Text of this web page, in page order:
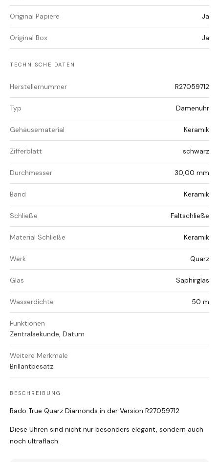
Original Papiere Ja
Original Box Ja
TECHNISCHE DATEN
Herstellernummer R27059712
Typ Damenuhr
Gehäusematerial Keramik
Zifferblatt schwarz
Durchmesser 30,00 mm
Band Keramik
Schließe Faltschließe
Material Schließe Keramik
Werk Quarz
Glas Saphirglas
Wasserdichte 50 m
Funktionen
Zentralsekunde, Datum
Weitere Merkmale
Brillantbesatz
BESCHREIBUNG
Rado True Quarz Diamonds in der Version R27059712
Diese Uhren sind nicht nur besonders elegant, sondern auch
noch ultraflach.